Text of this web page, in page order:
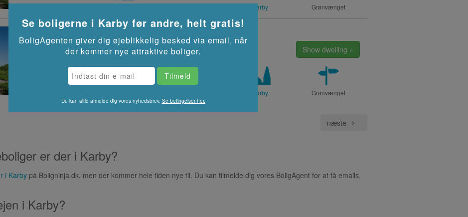
2 Karby Grønvænget
2 værelses familiebolig - Grønvænget, 7960 Karby
Show dwelling »
Karby Grønvænget
næste
er der i Karby?
i Karby på Boligninja.dk, men der kommer hele tiden nye til. Du kan tilmelde dig vores BoligAgent for at få emails,
i Karby?
Se boligerne i Karby før andre, helt gratis!
BoligAgenten giver dig øjeblikkelig besked via email, når
der kommer nye attraktive boliger.
Du kan altid afmelde dig vores nyhedsbrev. Se betingelser her.